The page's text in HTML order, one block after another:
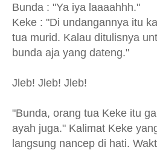
Bunda : "Ya iya laaaahhh."
Keke : "Di undangannya itu
tua murid. Kalau ditulisnya
bunda aja yang dateng."
Jleb! Jleb! Jleb!
"Bunda, orang tua Keke itu
ayah juga." Kalimat Keke
langsung nancep di hati.